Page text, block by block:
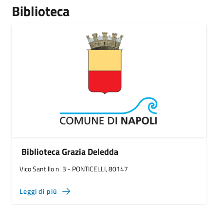
Biblioteca
Biblioteca Grazia Deledda
Vico Santillo n. 3 - PONTICELLI, 80147
Leggi di più